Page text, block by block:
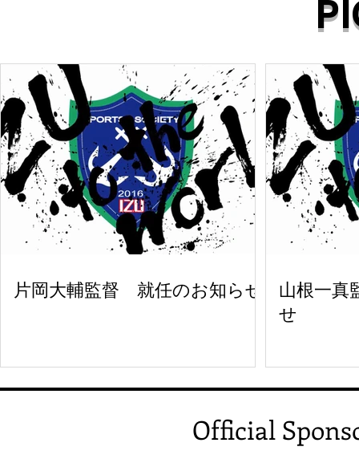
片岡大輔監督 就任のお知らせ
山根一真
せ
Official